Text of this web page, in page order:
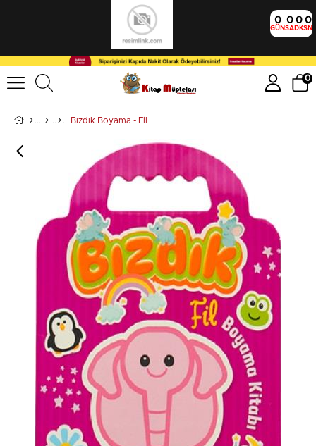
0
GÜN
0
SA
0
DK
0
SN
0
Bızdık Boyama - Fil